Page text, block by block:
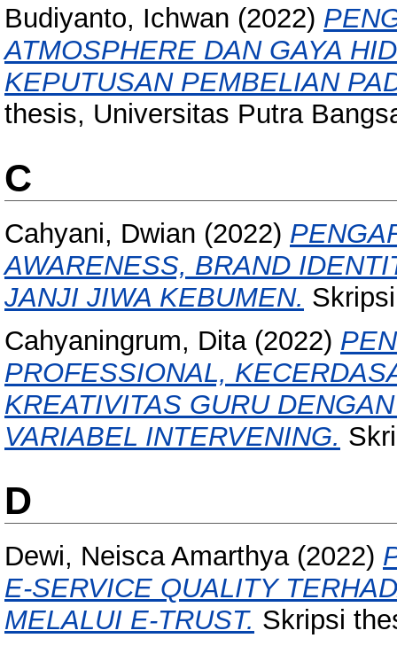
Budiyanto, Ichwan (2022)
ATMOSPHERE DAN GAYA
KEPUTUSAN PEMBELIAN
thesis, Universitas Putra
C
Cahyani, Dwian (2022)
AWARENESS, BRAND
JANJI JIWA KEBUMEN.
Cahyaningrum, Dita(2022)
PROFESSIONAL,
KREATIVITAS GURU
VARIABEL INTERVENING.
D
Dewi, Neisca Amarthya(2022)
E-SERVICE QUALITY
MELALUI E-TRUST. Skripsi